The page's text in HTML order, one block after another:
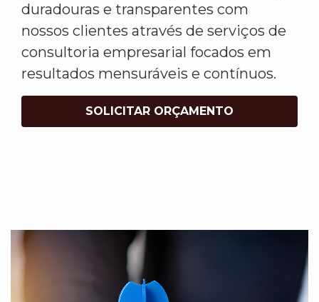
duradouras e transparentes com
nossos clientes através de serviços de
consultoria empresarial focados em
resultados mensuráveis e contínuos.
SOLICITAR ORÇAMENTO